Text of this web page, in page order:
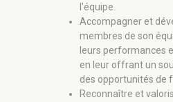
l'équipe.
Accompagner et
membres de son
leurs performances
en leur offrant un
des opportunités de
Reconnaître et